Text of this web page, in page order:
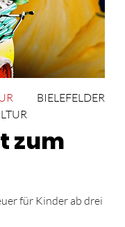
BIELEFELDER
zum
für Kinder ab drei